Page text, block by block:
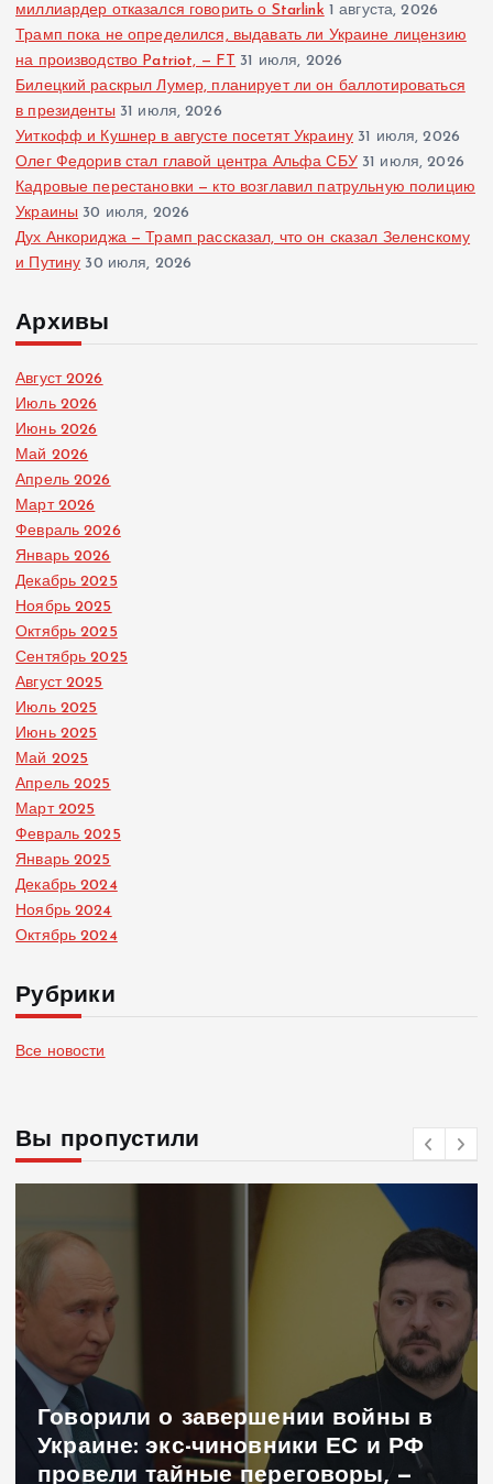
миллиардер отказался говорить о Starlink 1 августа, 2026
Трамп пока не определился, выдавать ли Украине лицензию
на производство Patriot, — FT 31 июля, 2026
Билецкий раскрыл Лумер, планирует ли он баллотироваться
в президенты 31 июля, 2026
Уиткофф и Кушнер в августе посетят Украину 31 июля, 2026
Олег Федорив стал главой центра Альфа СБУ 31 июля, 2026
Кадровые перестановки — кто возглавил патрульную полицию
Украины 30 июля, 2026
Дух Анкориджа — Трамп рассказал, что он сказал Зеленскому
и Путину 30 июля, 2026
Архивы
Август 2026
Июль 2026
Июнь 2026
Май 2026
Апрель 2026
Март 2026
Февраль 2026
Январь 2026
Декабрь 2025
Ноябрь 2025
Октябрь 2025
Сентябрь 2025
Август 2025
Июль 2025
Июнь 2025
Май 2025
Апрель 2025
Март 2025
Февраль 2025
Январь 2025
Декабрь 2024
Ноябрь 2024
Октябрь 2024
Рубрики
Все новости
Вы пропустили
Говорили о завершении войны в
Украине: экс-чиновники ЕС и РФ
провели тайные переговоры, —